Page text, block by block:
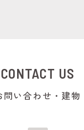
CONTACT US
問い合わせ・建物